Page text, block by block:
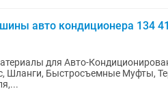
авто кондиционера 134
для Авто-
Шланги, Быстросъемные Муфты,